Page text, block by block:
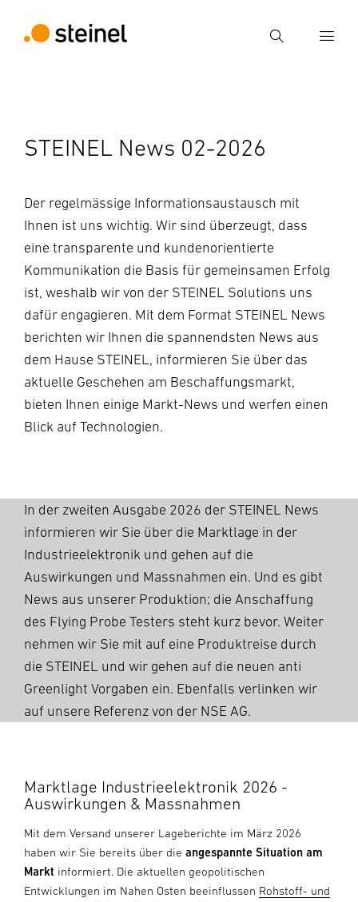
Suche
STEINEL News 02-2026
Der regelmässige Informationsaustausch mit
Ihnen ist uns wichtig. Wir sind überzeugt, dass
eine transparente und kundenorientierte
Kommunikation die Basis für gemeinsamen Erfolg
ist, weshalb wir von der STEINEL Solutions uns
dafür engagieren. Mit dem Format STEINEL News
berichten wir Ihnen die spannendsten News aus
dem Hause STEINEL, informieren Sie über das
aktuelle Geschehen am Beschaffungsmarkt,
bieten Ihnen einige Markt-News und werfen einen
Blick auf Technologien.
In der zweiten Ausgabe 2026 der STEINEL News
informieren wir Sie über die Marktlage in der
Industrieelektronik und gehen auf die
Auswirkungen und Massnahmen ein. Und es gibt
News aus unserer Produktion; die Anschaffung
des Flying Probe Testers steht kurz bevor. Weiter
nehmen wir Sie mit auf eine Produktreise durch
die STEINEL und wir gehen auf die neuen anti
Greenlight Vorgaben ein. Ebenfalls verlinken wir
auf unsere Referenz von der NSE AG.
Marktlage Industrieelektronik 2026 -
Auswirkungen & Massnahmen
Mit dem Versand unserer Lageberichte im März 2026
haben wir Sie bereits über die angespannte Situation am
Markt informiert. Die aktuellen geopolitischen
Entwicklungen im Nahen Osten beeinflussen Rohstoff- und